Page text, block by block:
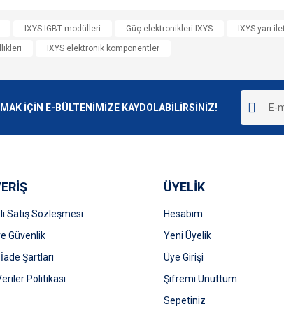
Bu ürüne ilk yorumu siz yapın!
Yorum Yaz
Gönder
IXYS IGBT modülleri Güç elektronikleri IXYS IXYS yarı
IXYS elektronik komponentler
İÇİN E-BÜLTENİMİZE KAYDOLABİLİRSİNİZ!
Satış Sözleşmesi
Güvenlik
Şartları
Politikası
ÜYELİK
Hesabım
Yeni Üyelik
Üye Girişi
Şifremi Unuttum
Sepetiniz